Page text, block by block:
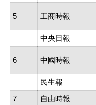
5 工商時報
中央日報
6 中國時報
民生報
7
自由時報